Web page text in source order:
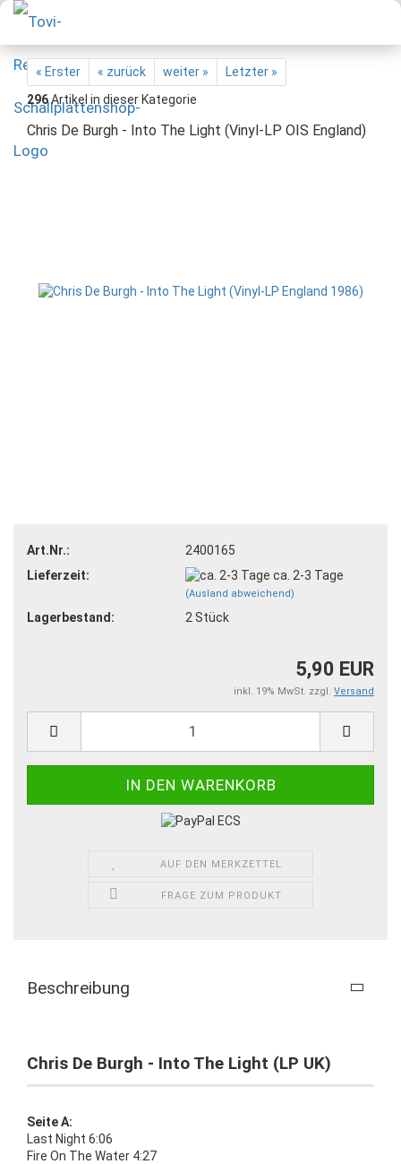
« Erster « zurück weiter »
Letzter »
296Artikel in dieser Kategorie
Chris De Burgh - Into The Light (Vinyl-LP OIS England)
Art.Nr.:
2400165
Lieferzeit:
ca. 2-3 Tage
(Ausland abweichend)
Lagerbestand: 2Stück
5,90 EUR
inkl. 19% MwSt. zzgl. Versand
AUF DEN MERKZETTEL
FRAGE ZUM PRODUKT
Beschreibung
Chris De Burgh - Into The Light (LP UK)
Seite A:
Last Night 6:06
Fire On The Water 4:27